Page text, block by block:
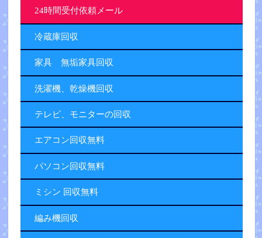
24時間受付依頼メール
冷蔵庫回収
家具 無垢家具回収
洗濯機、乾燥機回収
テレビ、モニターの回収
エアコン回収無料
パソコン回収無料
ミシン 回収無料
編み機回収